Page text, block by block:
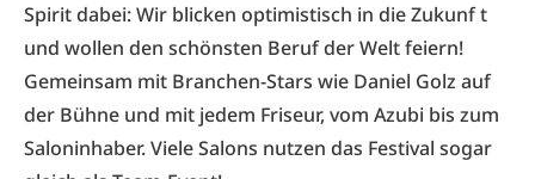
Spirit dabei: Wir blicken optimistisch in die Zukunf t
und wollen den schönsten Beruf der Welt feiern!
Gemeinsam mit Branchen-Stars wie Daniel Golz auf
der Bühne und mit jedem Friseur, vom Azubi bis zum
Saloninhaber. Viele Salons nutzen das Festival sogar